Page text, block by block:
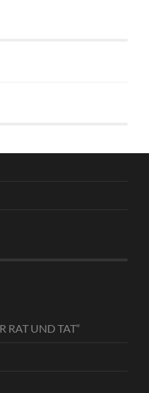
RAT UND TAT“